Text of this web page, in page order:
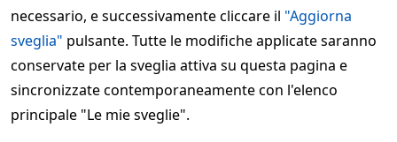
necessario, e successivamente cliccare il "Aggiorna
sveglia" pulsante. Tutte le modifiche applicate saranno
conservate per la sveglia attiva su questa pagina e
sincronizzate contemporaneamente con l'elenco
principale "Le mie sveglie".